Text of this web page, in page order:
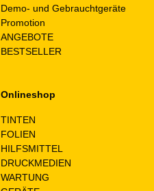
Demo- und Gebrauchtgeräte
Promotion
ANGEBOTE
BESTSELLER
Onlineshop
TINTEN
FOLIEN
HILFSMITTEL
DRUCKMEDIEN
WARTUNG